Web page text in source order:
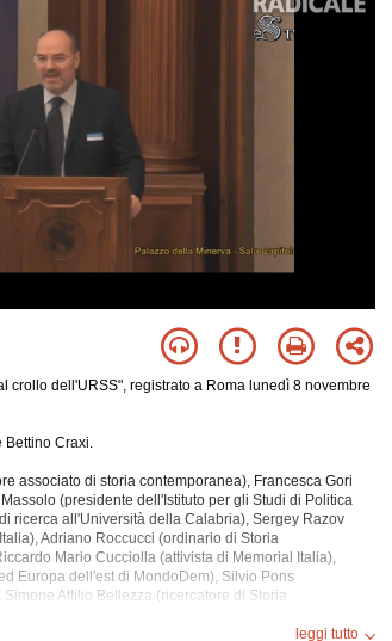
crollo dell'URSS", registrato a Roma lunedì 8 novembre
Bettino Craxi.
associato di storia contemporanea), Francesca Gori
(presidente dell'Istituto per gli Studi di Politica
ricerca all'Università della Calabria), Sergey Razov
Adriano Roccucci (ordinario di Storia
Mario Cucciolla (attivista di Memorial Italia),
Europa dell'est di MondoDem), Silvio Pons
Attilio Bellezza (ricercatore di Storia
Isaac Scarborough (professore), Fabio Bettanin
leggi tutto